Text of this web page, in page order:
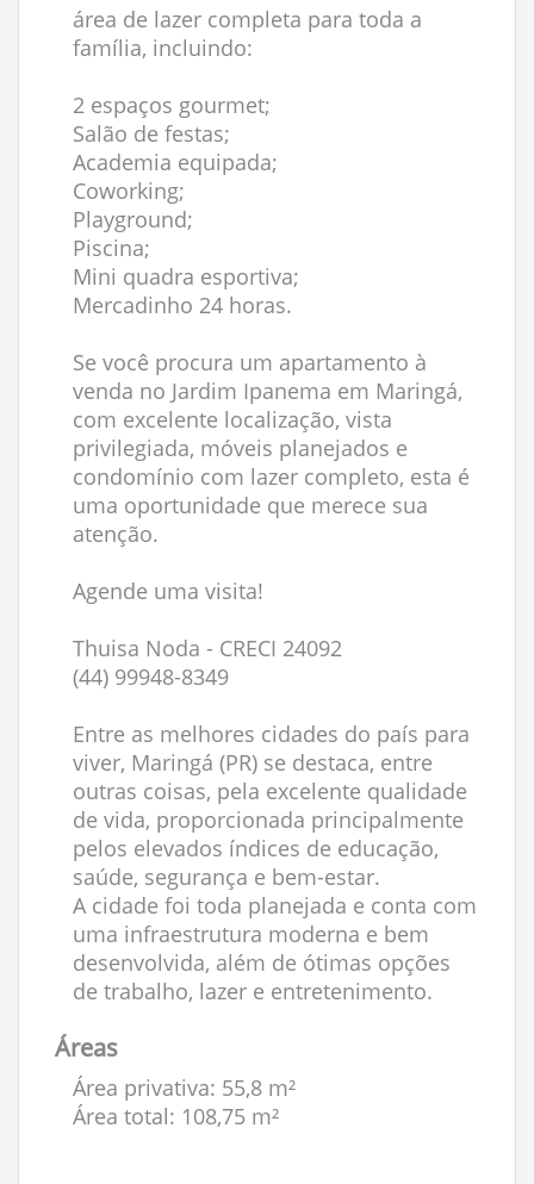
área de lazer completa para toda a
família, incluindo:
2 espaços gourmet;
Salão de festas;
Academia equipada;
Coworking;
Playground;
Piscina;
Mini quadra esportiva;
Mercadinho 24 horas.
Se você procura um apartamento à
venda no Jardim Ipanema em Maringá,
com excelente localização, vista
privilegiada, móveis planejados e
condomínio com lazer completo, esta é
uma oportunidade que merece sua
atenção.
Agende uma visita!
Thuisa Noda - CRECI 24092
(44) 99948-8349
Entre as melhores cidades do país para
viver, Maringá (PR) se destaca, entre
outras coisas, pela excelente qualidade
de vida, proporcionada principalmente
pelos elevados índices de educação,
saúde, segurança e bem-estar.
A cidade foi toda planejada e conta com
uma infraestrutura moderna e bem
desenvolvida, além de ótimas opções
de trabalho, lazer e entretenimento.
Áreas
Área privativa: 55,8 m²
Área total: 108,75 m²